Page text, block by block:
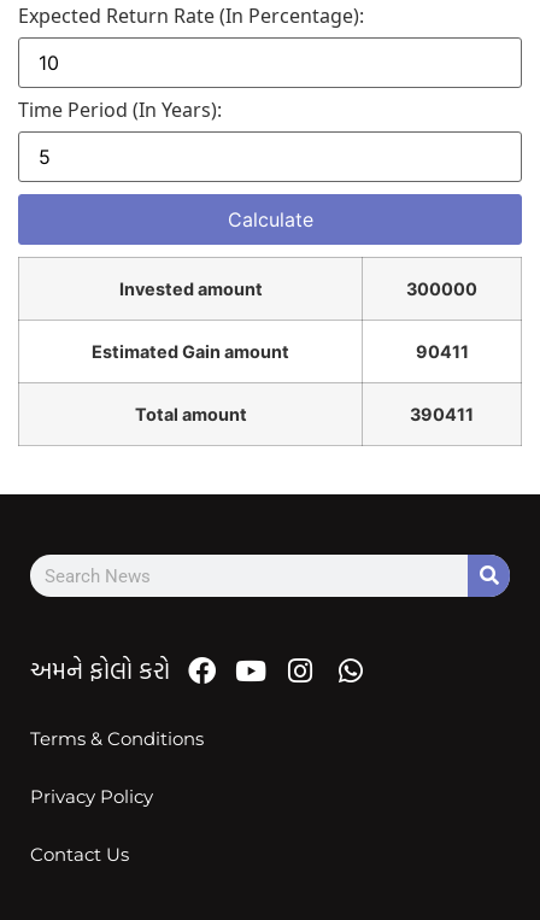
Expected Return Rate (in Percentage):
Time Period (in Years):
Invested amount 300000
Estimated Gain amount 90411
Total amount 390411
અમને ફોલો કરો
Terms & Conditions
Privacy Policy
Contact Us